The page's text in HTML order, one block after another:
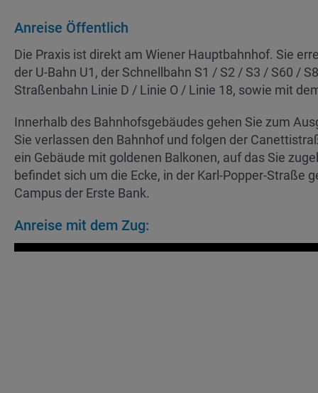
Anreise Öffentlich
Die Praxis ist direkt am Wiener Hauptbahnhof. Sie
der U-Bahn U1, der Schnellbahn S1 / S2 / S3 / S60 /
Straßenbahn Linie D / Linie O / Linie 18, sowie mit
Innerhalb des Bahnhofsgebäudes gehen Sie zum
Sie verlassen den Bahnhof und folgen der
ein Gebäude mit goldenen Balkonen, auf das Sie
befindet sich um die Ecke, in der Karl-Popper-Straße
Campus der Erste Bank.
Anreise mit dem Zug: